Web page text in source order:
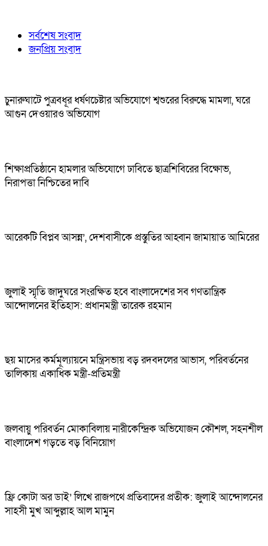
সর্বশেষ সংবাদ
জনপ্রিয় সংবাদ
চুনারুঘাটে পুত্রবধূর ধর্ষণচেষ্টার অভিযোগে শ্বশুরের বিরুদ্ধে মামলা, ঘরে
আগুন দেওয়ারও অভিযোগ
শিক্ষাপ্রতিষ্ঠানে হামলার অভিযোগে ঢাবিতে ছাত্রশিবিরের বিক্ষোভ,
নিরাপত্তা নিশ্চিতের দাবি
আরেকটি বিপ্লব আসন্ন’, দেশবাসীকে প্রস্তুতির আহ্বান জামায়াত আমিরের
জুলাই স্মৃতি জাদুঘরে সংরক্ষিত হবে বাংলাদেশের সব গণতান্ত্রিক
আন্দোলনের ইতিহাস: প্রধানমন্ত্রী তারেক রহমান
ছয় মাসের কর্মমূল্যায়নে মন্ত্রিসভায় বড় রদবদলের আভাস, পরিবর্তনের
তালিকায় একাধিক মন্ত্রী-প্রতিমন্ত্রী
জলবায়ু পরিবর্তন মোকাবিলায় নারীকেন্দ্রিক অভিযোজন কৌশল, সহনশীল
বাংলাদেশ গড়তে বড় বিনিয়োগ
ফ্রি কোটা অর ডাই’ লিখে রাজপথে প্রতিবাদের প্রতীক: জুলাই আন্দোলনের
সাহসী মুখ আব্দুল্লাহ আল মামুন